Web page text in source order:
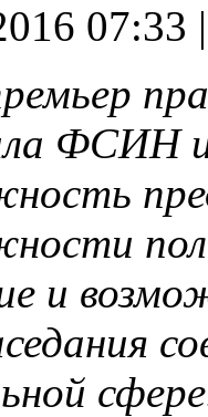
07:33 |
ФСИН
и